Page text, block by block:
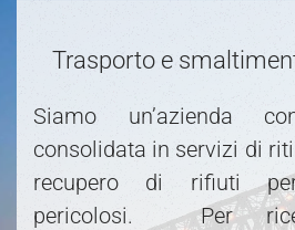
Trasporto e
Siamo un’azienda
consolidata in servizi di
recupero di rifiuti
pericolosi. Per